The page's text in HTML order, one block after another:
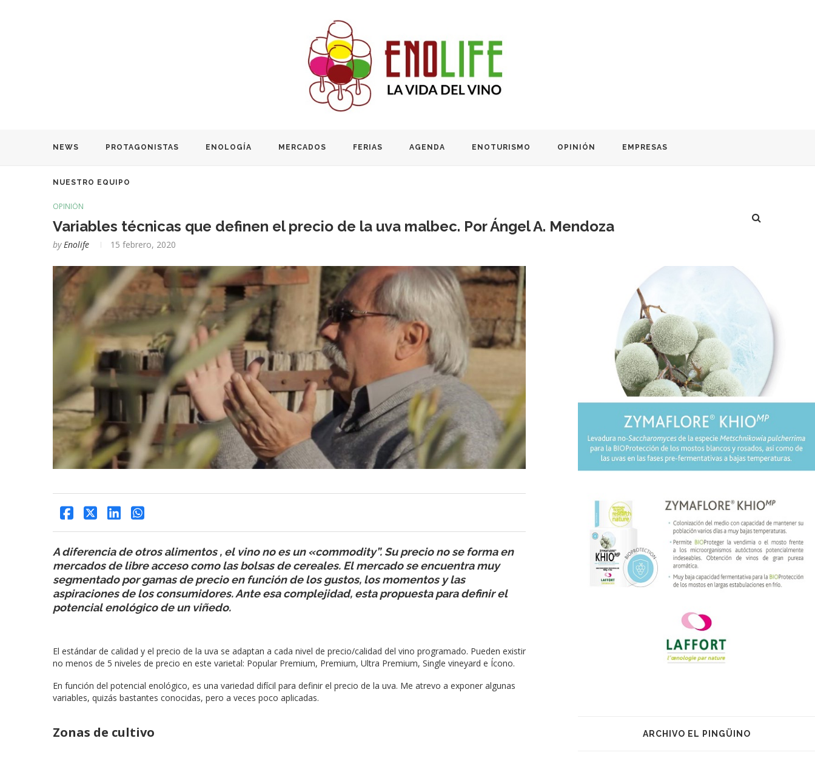
NEWS PROTAGONISTAS ENOLOGÍA MERCADOS FERIAS AGENDA ENOTURISMO OPINIÓN EMPRESAS
NUESTRO EQUIPO
OPINIÓN
Variables técnicas que definen el precio de la uva malbec. Por Ángel A. Mendoza
by Enolife 15 febrero, 2020
A diferencia de otros alimentos , el vino no es un «commodity”. Su precio no se forma en
mercados de libre acceso como las bolsas de cereales. El mercado se encuentra muy
segmentado por gamas de precio en función de los gustos, los momentos y las
aspiraciones de los consumidores. Ante esa complejidad, esta propuesta para definir el
potencial enológico de un viñedo.
El estándar de calidad y el precio de la uva se adaptan a cada nivel de precio/calidad del vino programado. Pueden existir
no menos de 5 niveles de precio en este varietal: Popular Premium, Premium, Ultra Premium, Single vineyard e Ícono.
En función del potencial enológico, es una variedad difícil para definir el precio de la uva. Me atrevo a exponer algunas
variables, quizás bastantes conocidas, pero a veces poco aplicadas.
Zonas de cultivo ARCHIVO EL PINGÜINO